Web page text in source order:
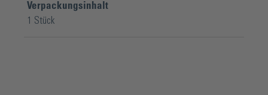
Verpackungsinhalt
1 Stück